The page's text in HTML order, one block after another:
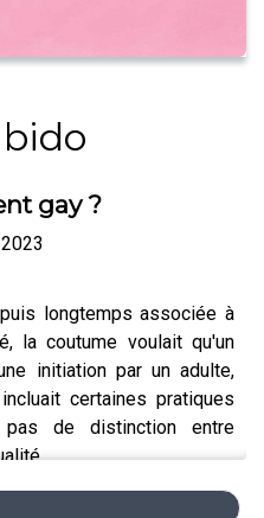
gay ?
longtemps associée à
la coutume voulait qu'un
initiation par un adulte,
certaines pratiques
de distinction entre